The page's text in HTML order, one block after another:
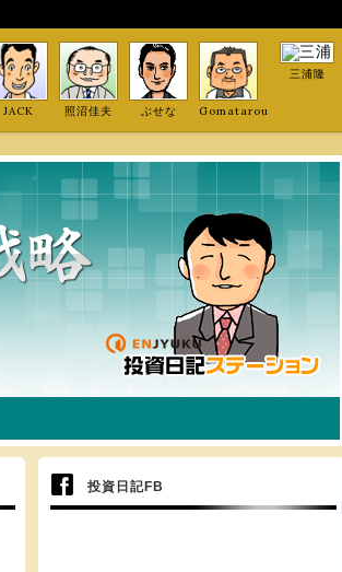
JACK 照沼佳夫 ぶせな Gomatarou
三浦隆
投資日記FB